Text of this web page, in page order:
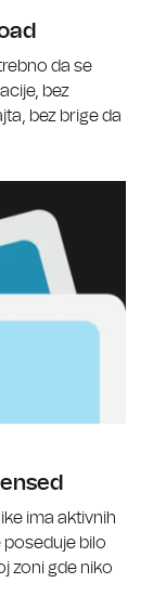
da se
bez
bez brige da
ima aktivnih
poseduje bilo
zoni gde niko